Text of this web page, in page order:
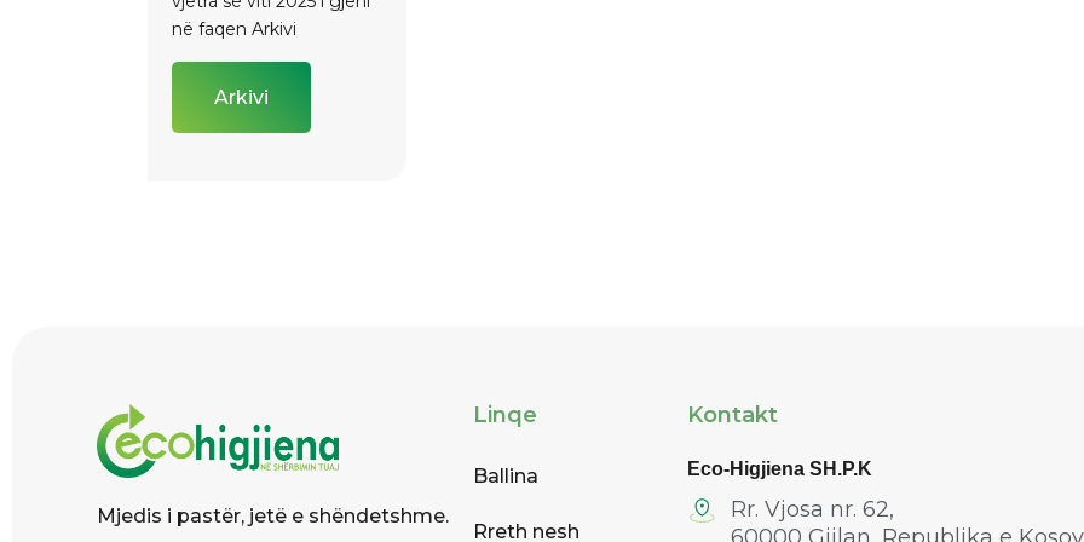
në faqen Arkivi
Arkivi
Mjedis i pastër, jetë e shëndetshme.
Linqe
Ballina
Rreth nesh
Kontakt
Eco-Higjiena SH.P.K
Rr. Vjosa nr. 62,